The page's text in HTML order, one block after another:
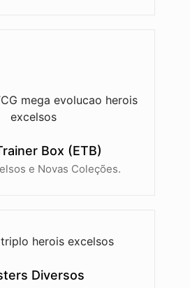
Box (ETB)
e Novas Coleções.
Diversos